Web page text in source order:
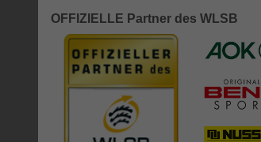
OFFIZIELLE Partner des WLSB